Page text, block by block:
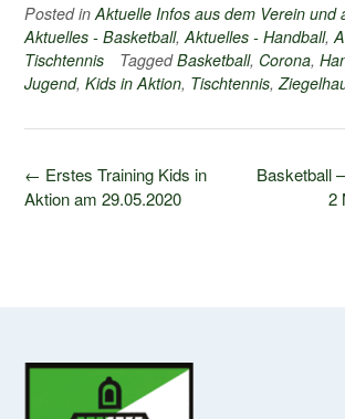
Posted in Aktuelle Infos aus dem Verein und
Aktuelles - Basketball, Aktuelles - Handball,
Tischtennis
TaggedBasketball, Corona,
Jugend, Kids in Aktion, Tischtennis,
Post
navigation
Basketball
2
← Erstes Training Kids in
Aktion am 29.05.2020